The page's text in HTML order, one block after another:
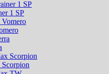
1 SP